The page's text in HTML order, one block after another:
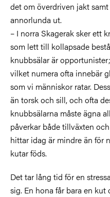
det om överdriven jakt
annorlunda ut.
– I norra Skagerak sker ett
som lett till kollapsade
knubbsälar är
vilket numera ofta innebär
som vi människor ratar.
än torsk och sill, och ofta
knubbsälarna måste ägna
påverkar både tillväxten
hittar idag är mindre än för
kutar föds.
Det tar lång tid för en
sig. En hona får bara en